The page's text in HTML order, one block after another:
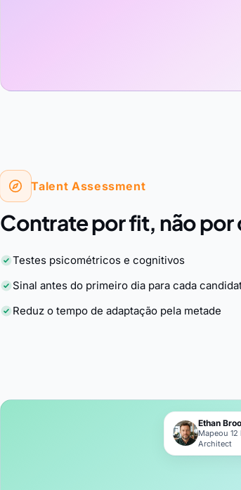
Talent Assessment
Contrate por fit, não por
Testes psicométricos e cognitivos
Sinal antes do primeiro dia para cada
Reduz o tempo de adaptação pela metade
Ethan
Mapeou
Architect